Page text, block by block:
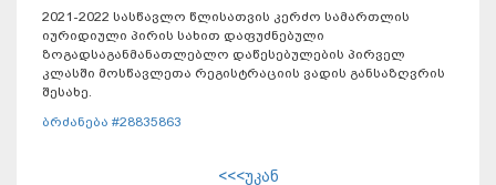
2021-2022 სასწავლო წლისათვის კერძო სამართლის
იურიდიული პირის სახით დაფუძნებული
ზოგადსაგანმანათლებლო დაწესებულების პირველ
კლასში მოსწავლეთა რეგისტრაციის ვადის განსაზღვრის
შესახე.
ბრძანება #28835863
<<<უკან